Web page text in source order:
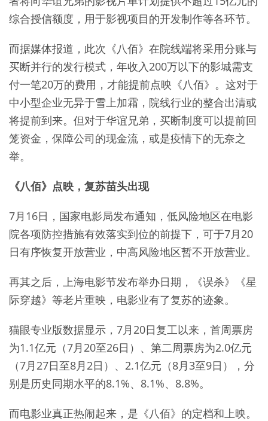
综合授信额度，用于影视项目的开发制作等各环节。
而据媒体报道，此次《八佰》在院线端将采用分账与
买断并行的发行模式，年收入200万以下的影城需支
付一笔20万的费用，才能提前点映《八佰》。这对于
中小型企业无异于雪上加霜，院线行业的整合出清或
将提前到来。但对于华谊兄弟，买断制度可以提前回
笼资金，保障公司的现金流，或是疫情下的无奈之
举。
《八佰》点映，复苏苗头出现
7月16日，国家电影局发布通知，低风险地区在电影
院各项防控措施有效落实到位的前提下，可于7月20
日有序恢复开放营业，中高风险地区暂不开放营业。
再其之后，上海电影节发布举办日期，《误杀》《星
际穿越》等老片重映，电影业有了复苏的迹象。
猫眼专业版数据显示，7月20日复工以来，首周票房
为1.1亿元（7月20至26日）、第二周票房为2.0亿元
（7月27日至8月2日）、2.1亿元（8月3至9日），分
别是历史同期水平的8.1%、8.1%、8.8%。
而电影业真正热闹起来，是《八佰》的定档和上映。